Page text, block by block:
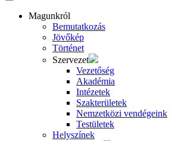
Magunkról
Bemutatkozás
Jövőkép
Történet
Szervezet
Vezetőség
Akadémia
Intézetek
Szakterületek
Nemzetközi vendégeink
Testületek
Helyszínek